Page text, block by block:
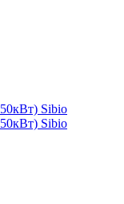
Sibio
Sibio